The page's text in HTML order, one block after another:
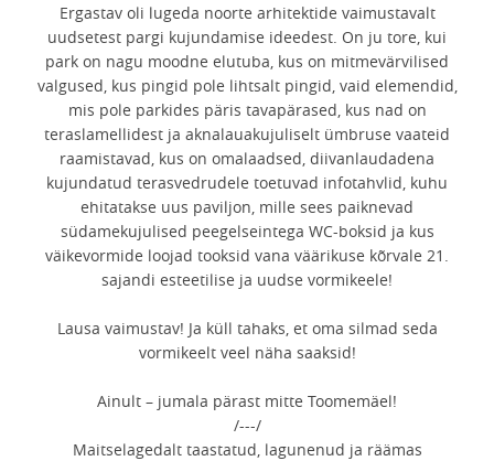
Ergastav oli lugeda noorte arhitektide vaimustavalt
uudsetest pargi kujundamise ideedest. On ju tore, kui
park on nagu moodne elutuba, kus on mitmevärvilised
valgused, kus pingid pole lihtsalt pingid, vaid elemendid,
mis pole parkides päris tavapärased, kus nad on
teraslamellidest ja aknalauakujuliselt ümbruse vaateid
raamistavad, kus on omalaadsed, diivanlaudadena
kujundatud terasvedrudele toetuvad infotahvlid, kuhu
ehitatakse uus paviljon, mille sees paiknevad
südamekujulised peegelseintega WC-boksid ja kus
väikevormide loojad tooksid vana väärikuse kõrvale 21.
sajandi esteetilise ja uudse vormikeele!
Lausa vaimustav! Ja küll tahaks, et oma silmad seda
vormikeelt veel näha saaksid!
Ainult – jumala pärast mitte Toomemäel!
/---/
Maitselagedalt taastatud, lagunenud ja räämas